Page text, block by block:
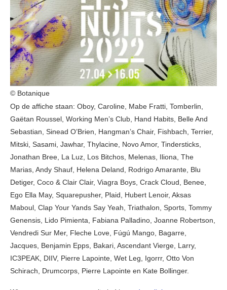
© Botanique
Op de affiche staan: Oboy, Caroline, Mabe Fratti, Tomberlin,
Gaëtan Roussel, Working Men’s Club, Hand Habits, Belle And
Sebastian, Sinead O’Brien, Hangman’s Chair, Fishbach, Terrier,
Mitski, Sasami, Jawhar, Thylacine, Novo Amor, Tindersticks,
Jonathan Bree, La Luz, Los Bitchos, Melenas, Iliona, The
Marias, Andy Shauf, Helena Deland, Rodrigo Amarante, Blu
Detiger, Coco & Clair Clair, Viagra Boys, Crack Cloud, Benee,
Ego Ella May, Squarepusher, Plaid, Hubert Lenoir, Aksas
Maboul, Clap Your Yands Say Yeah, Triathalon, Sports, Tommy
Genensis, Lido Pimienta, Fabiana Palladino, Joanne Robertson,
Vendredi Sur Mer, Fleche Love, Fúgú Mango, Bagarre,
Jacques, Benjamin Epps, Bakari, Ascendant Vierge, Larry,
IC3PEAK, DIIV, Pierre Lapointe, Wet Leg, Igorrr, Otto Von
Schirach, Drumcorps, Pierre Lapointe en Kate Bollinger.